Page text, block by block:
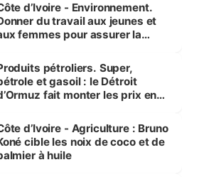
d’Ivoire - Environnement.
du travail aux jeunes et
femmes pour assurer la
pétroliers. Super,
et gasoil : le Détroit
fait monter les prix en
d’Ivoire - Agriculture : Bruno
cible les noix de coco et de
à huile